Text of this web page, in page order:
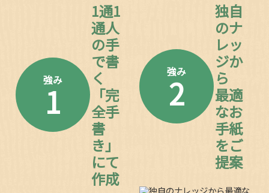
強み
1
1通1
通人
の手
で書
く
「完
全手
書
き」
にて
作成
強み
2
独自
のナ
レッ
ジか
ら
最適
なお
手紙
をご
提案